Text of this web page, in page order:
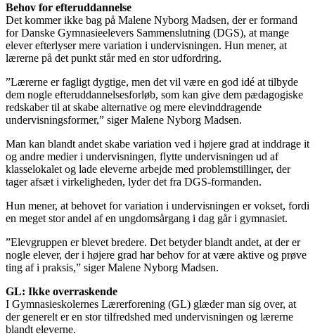
Behov for efteruddannelse
Det kommer ikke bag på Malene Nyborg Madsen, der er formand
for Danske Gymnasieelevers Sammenslutning (DGS), at mange
elever efterlyser mere variation i undervisningen. Hun mener, at
lærerne på det punkt står med en stor udfordring.
”Lærerne er fagligt dygtige, men det vil være en god idé at tilbyde
dem nogle efteruddannelsesforløb, som kan give dem pædagogiske
redskaber til at skabe alternative og mere elevinddragende
undervisningsformer,” siger Malene Nyborg Madsen.
Man kan blandt andet skabe variation ved i højere grad at inddrage it
og andre medier i undervisningen, flytte undervisningen ud af
klasselokalet og lade eleverne arbejde med problemstillinger, der
tager afsæt i virkeligheden, lyder det fra DGS-formanden.
Hun mener, at behovet for variation i undervisningen er vokset, fordi
en meget stor andel af en ungdomsårgang i dag går i gymnasiet.
”Elevgruppen er blevet bredere. Det betyder blandt andet, at der er
nogle elever, der i højere grad har behov for at være aktive og prøve
ting af i praksis,” siger Malene Nyborg Madsen.
GL: Ikke overraskende
I Gymnasieskolernes Lærerforening (GL) glæder man sig over, at
der generelt er en stor tilfredshed med undervisningen og lærerne
blandt eleverne.